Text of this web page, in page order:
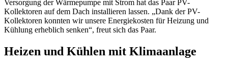
Versorgung der Wärmepumpe mit Strom hat das Paar PV-
Kollektoren auf dem Dach installieren lassen. „Dank der PV-
Kollektoren konnten wir unsere Energiekosten für Heizung und
Kühlung erheblich senken“, freut sich das Paar.
Heizen und Kühlen mit Klimaanlage